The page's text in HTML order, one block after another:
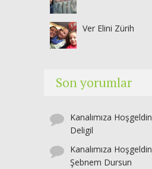
Ver Elini Zürih
Son yorumlar
Kanalımıza
Deligil
Kanalımıza
Şebnem Dursun